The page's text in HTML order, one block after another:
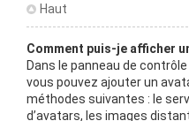
Haut
Comment puis-je afficher
Dans le panneau de
vous pouvez ajouter un
méthodes suivantes : le
d’avatars, les images